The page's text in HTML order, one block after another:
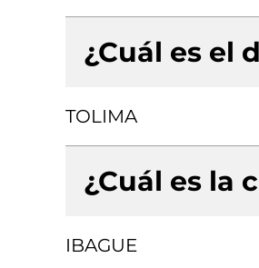
¿Cuál es el
TOLIMA
¿Cuál es la
IBAGUE